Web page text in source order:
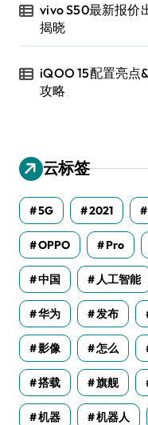
vivo S50最新报价
揭晓
iQOO 15配置亮点
攻略
云标签
5G 2021
OPPO Pro
中国 人工智能
华为 发布
影像 怎么
搭载 旗舰
机器 机器人